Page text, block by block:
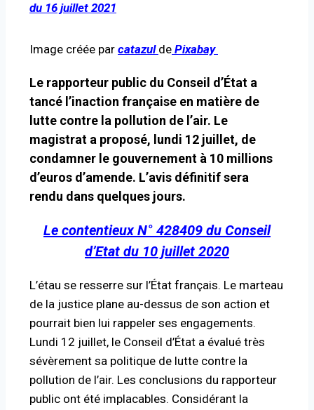
du 16 juillet 2021
Image créée par catazul de Pixabay
Le rapporteur public du Conseil d’État a
tancé l’inaction française en matière de
lutte contre la pollution de l’air. Le
magistrat a proposé, lundi 12 juillet, de
condamner le gouvernement à 10 millions
d’euros d’amende. L’avis définitif sera
rendu dans quelques jours.
Le contentieux N° 428409 du Conseil
d’Etat du 10 juillet 2020
L’étau se resserre sur l’État français. Le marteau
de la justice plane au-dessus de son action et
pourrait bien lui rappeler ses engagements.
Lundi 12 juillet, le Conseil d’État a évalué très
sévèrement sa politique de lutte contre la
pollution de l’air. Les conclusions du rapporteur
public ont été implacables. Considérant la